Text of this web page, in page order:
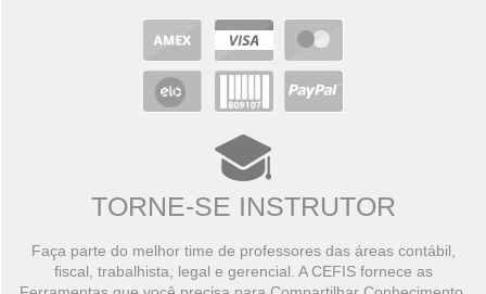
TORNE-SE INSTRUTOR
Faça parte do melhor time de professores das áreas contábil,
fiscal, trabalhista, legal e gerencial. A CEFIS fornece as